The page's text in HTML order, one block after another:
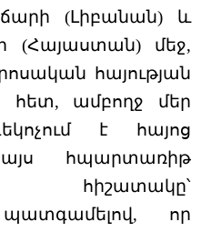
(Լիբանան) և
(Հայաստան) մեջ,
հայության
հետ, ամբողջ մեր
է հայոց
հպարտառիթ
հիշատակը՝
պատգամելով, որ